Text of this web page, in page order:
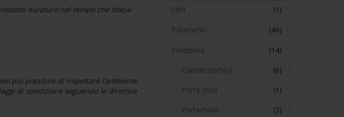
duraturo nel tempo che sfocia
più possibile di rispettare l’ambiente.
di spedizione seguendo le direttive
Libri (1)
Paramenti (40)
Pelletteria (14)
Cartelle porta-paramenti (6)
Porta soldi (1)
Portachiavi (3)